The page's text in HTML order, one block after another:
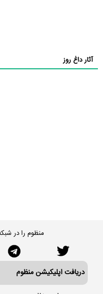
آثار داغ روز
منظوم را در
دریافت اپلیکیشن منظوم